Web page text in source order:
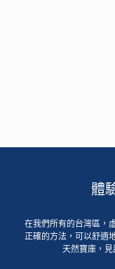
體
在我們所有的台灣區，
正確的方法，可以舒適
天然寶庫，見